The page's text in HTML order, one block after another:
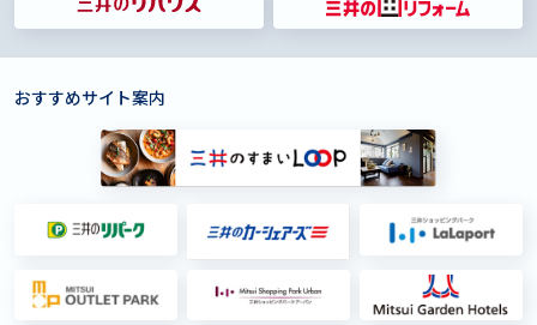
おすすめサイト案内